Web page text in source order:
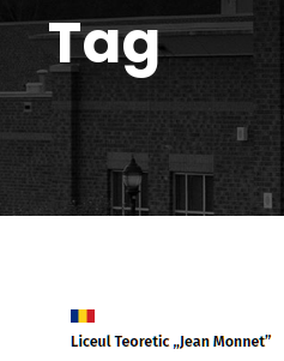
Tag